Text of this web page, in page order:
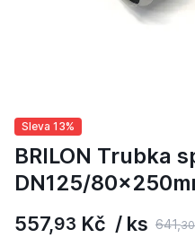
Sleva 13%
BRILON Trubka
DN125/
557,93 Kč / ks 641,30